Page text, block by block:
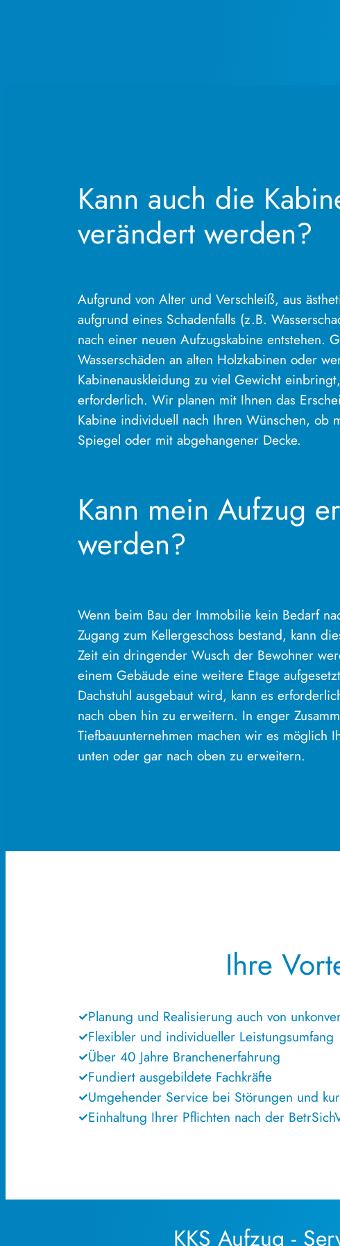
Kann auch die
verändert werden?
Aufgrund von Alter und Verschleiß, aus
aufgrund eines Schadenfalls (z.B.
nach einer neuen Aufzugskabine entstehen.
Wasserschäden an alten Holzkabinen oder
Kabinenauskleidung zu viel Gewicht
erforderlich. Wir planen mit Ihnen das
Kabine individuell nach Ihren Wünschen, ob
Spiegel oder mit abgehangener Decke.
Kann mein Aufzug
werden?
Wenn beim Bau der Immobilie kein Bedarf
Zugang zum Kellergeschoss bestand, kann
Zeit ein dringender Wusch der Bewohner
einem Gebäude eine weitere Etage
Dachstuhl ausgebaut wird, kann es
nach oben hin zu erweitern. In enger
Tiefbauunternehmen machen wir es möglich
unten oder gar nach oben zu erweitern.
Ihre
Planung und Realisierung auch von
Flexibler und individueller Leistungsumfang
Über 40 Jahre Branchenerfahrung
Fundiert ausgebildete Fachkräfte
Umgehender Service bei Störungen und
Einhaltung Ihrer Pflichten nach der
KKS Aufzug ‑